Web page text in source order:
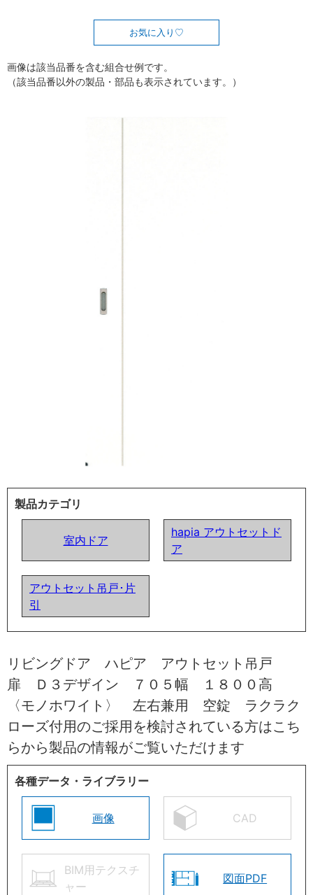
お気に入り
画像は該当品番を含む組合せ例です。
（該当品番以外の製品・部品も表示されています。）
製品カテゴリ
室内ドア
hapia アウトセットド
ア
アウトセット吊戸･片
引
リビングドア ハピア アウトセット吊戸
扉 Ｄ３デザイン ７０５幅 １８００高
〈モノホワイト〉 左右兼用 空錠 ラクラク
ローズ付用のご採用を検討されている方はこち
らから製品の情報がご覧いただけます
各種データ・ライブラリー
画像 CAD
BIM用テクスチ
ャー
図面PDF